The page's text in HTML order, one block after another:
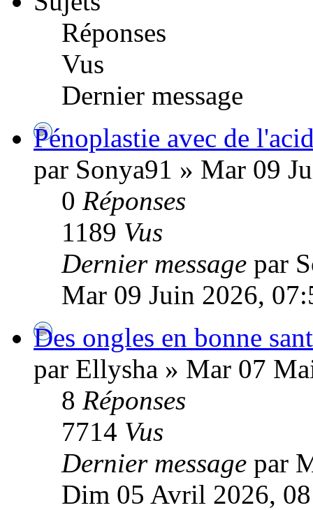
Réponses
Vus
Dernier message
Pénoplastie avec de
par Sonya91 » Mar 09
0 Réponses
1189 Vus
Dernier message par
Mar 09 Juin 2026,
Des ongles en bonne
par Ellysha » Mar 07
8 Réponses
7714 Vus
Dernier message par
Dim 05 Avril 2026,